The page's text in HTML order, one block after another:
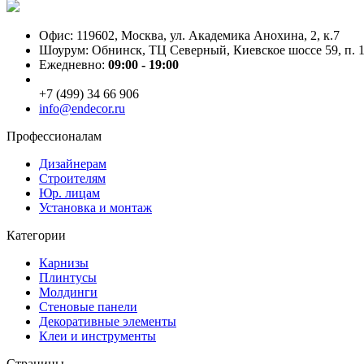
Офис: 119602, Москва, ул. Академика Анохина, 2, к.7
Шоурум: Обнинск, ТЦ Северный, Киевское шоссе 59, п.
Ежедневно: 09:00 - 19:00
+7 (499) 34 66 906
info@endecor.ru
Профессионалам
Дизайнерам
Строителям
Юр. лицам
Установка и монтаж
Категории
Карнизы
Плинтусы
Молдинги
Стеновые панели
Декоративные элементы
Клеи и инструменты